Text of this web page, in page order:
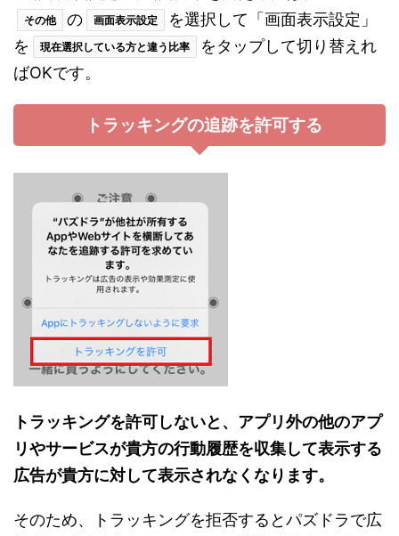
その他 の 画面表示設定
を選択して「画面表示設定」
を
現在選択している方と違う比率
をタップして切り替えれ
ばOKです。
トラッキングの追跡を許可する
トラッキングを許可しないと、アプリ外の他のアプ
リやサービスが貴方の行動履歴を収集して表示する
広告が貴方に対して表示されなくなります。
そのため、トラッキングを拒否するとパズドラで広